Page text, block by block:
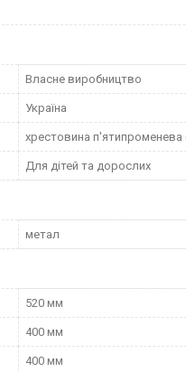
Власне виробництво
Україна
хрестовина п'ятипроменева
Для дітей та дорослих
метал
520 мм
400 мм
400 мм